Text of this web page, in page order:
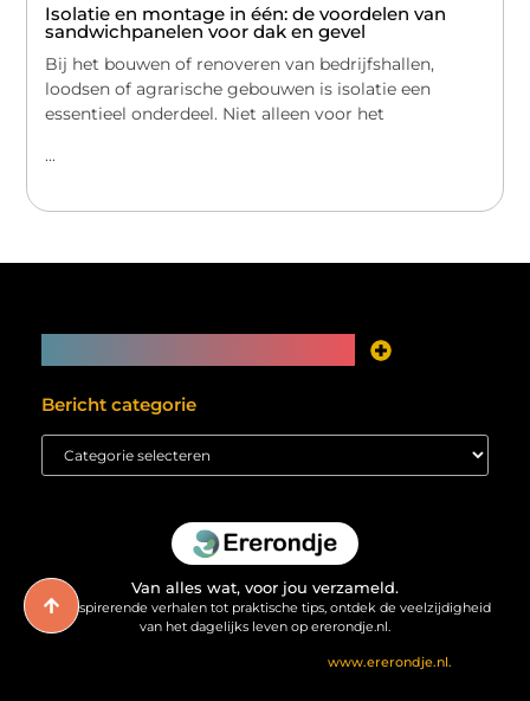
Isolatie en montage in één: de voordelen van
sandwichpanelen voor dak en gevel
Bij het bouwen of renoveren van bedrijfshallen,
loodsen of agrarische gebouwen is isolatie een
essentieel onderdeel. Niet alleen voor het
...
Bericht categorie
Van alles wat, voor jou verzameld.
Van inspirerende verhalen tot praktische tips, ontdek de veelzijdigheid
van het dagelijks leven op ererondje.nl.
www.ererondje.nl.